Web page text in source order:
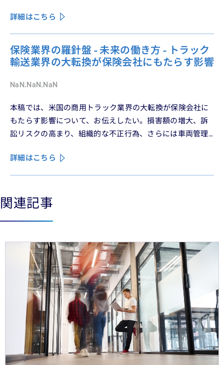
詳細はこちら
保険業界の羅針盤 - 未来の働き方 - トラック
輸送業界の大転換が保険会社にもたらす影響
NaN.NaN.NaN
本稿では、米国の商用トラック業界の大転換が保険会社に
もたらす影響について、お伝えしたい。損害額の増大、訴
訟リスクの高まり、組織的な不正行為、さらには車両管理
ある。
詳細はこちら
See more See less
関連記事